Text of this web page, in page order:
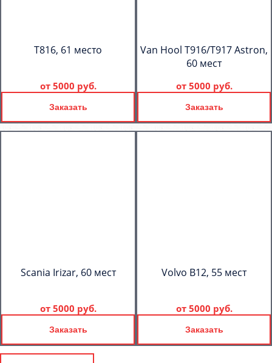
T816, 61 место
от 5000 руб.
Заказать
Van Hool T916/T917 Astron,
60 мест
от 5000 руб.
Заказать
Scania Irizar, 60 мест
от 5000 руб.
Заказать
Volvo B12, 55 мест
от 5000 руб.
Заказать